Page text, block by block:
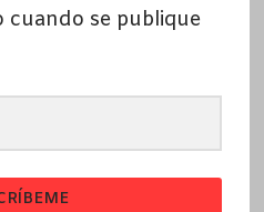
cuando se publique